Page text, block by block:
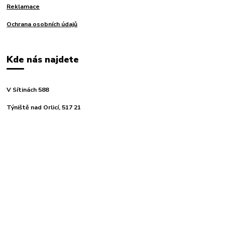
Reklamace
Ochrana osobních údajů
Kde nás najdete
V Sítinách 588
Týniště nad Orlicí, 517 21